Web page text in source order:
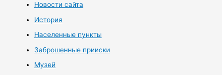
Новости сайта
История
Населенные пункты
Заброшенные прииски
Музей